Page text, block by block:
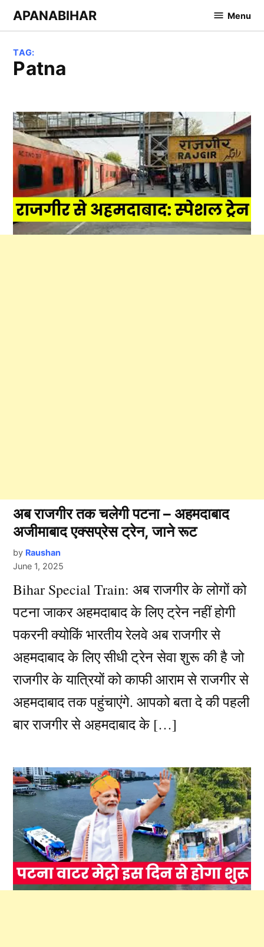
SkipAPANABIHAR Menu
TAG:
Patna
अब राजगीर तक चलेगी पटना – अहमदाबाद
अजीमाबाद एक्सप्रेस ट्रेन, जाने रूट
by Raushan
June 1, 2025
Bihar Special Train: अब राजगीर के लोगों को
पटना जाकर अहमदाबाद के लिए ट्रेन नहीं होगी
पकरनी क्योकिं भारतीय रेलवे अब राजगीर से
अहमदाबाद के लिए सीधी ट्रेन सेवा शुरू की है जो
राजगीर के यात्रियों को काफी आराम से राजगीर से
अहमदाबाद तक पहुंचाएंगे. आपको बता दे की पहली
बार राजगीर से अहमदाबाद के […]